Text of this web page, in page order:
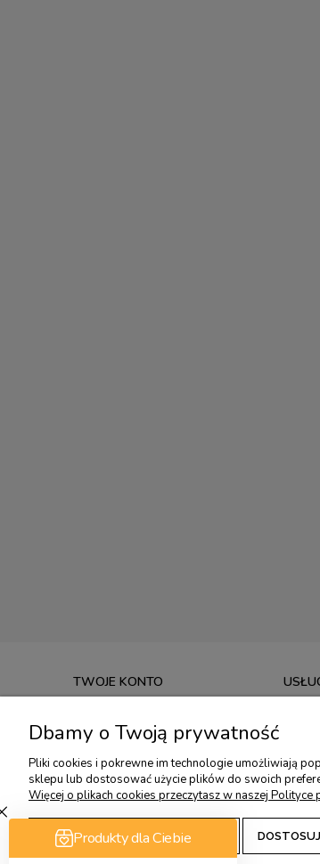
TWOJE KONTO
USTAWIENIA KONTA
PRZECHOWALNIA
Dbamy o Twoją prywatność
Pliki cookies i pokrewne im technologie umożliwiają
sklepu lub dostosować użycie plików do swoich
Więcej o plikach cookies przeczytasz w naszej Polityce
ZAAKCEPTUJ TYLKO NIEZBĘDNE